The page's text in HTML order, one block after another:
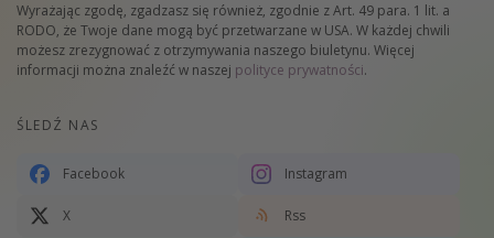
Wyrażając zgodę, zgadzasz się również, zgodnie z Art. 49 para. 1 lit. a
RODO, że Twoje dane mogą być przetwarzane w USA. W każdej chwili
możesz zrezygnować z otrzymywania naszego biuletynu. Więcej
informacji można znaleźć w naszej polityce prywatności.
ŚLEDŹ NAS
Facebook Instagram
X Rss